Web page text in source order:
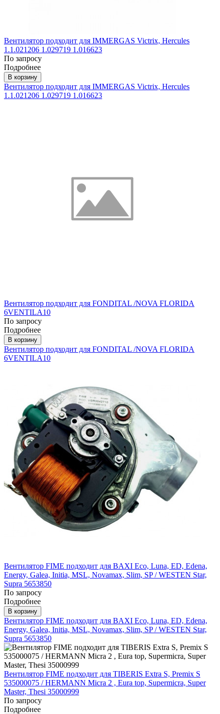
Вентилятор подходит для IMMERGAS Victrix, Hercules
1.1.021206 1.029719 1.016623
По запросу
Подробнее
В корзину
Вентилятор подходит для IMMERGAS Victrix, Hercules
1.1.021206 1.029719 1.016623
Вентилятор подходит для FONDITAL /NOVA FLORIDA
6VENTILA10
По запросу
Подробнее
В корзину
Вентилятор подходит для FONDITAL /NOVA FLORIDA
6VENTILA10
Вентилятор FIME подходит для BAXI Eco, Luna, ED, Edena,
Energy, Galea, Initia, MSL, Novamax, Slim, SP / WESTEN Star,
Supra 5653850
По запросу
Подробнее
В корзину
Вентилятор FIME подходит для BAXI Eco, Luna, ED, Edena,
Energy, Galea, Initia, MSL, Novamax, Slim, SP / WESTEN Star,
Supra 5653850
Вентилятор FIME подходит для TIBERIS Extra S, Premix S
535000075 / HERMANN Micra 2 , Eura top, Supermicra, Super
Master, Thesi 35000999
По запросу
Подробнее